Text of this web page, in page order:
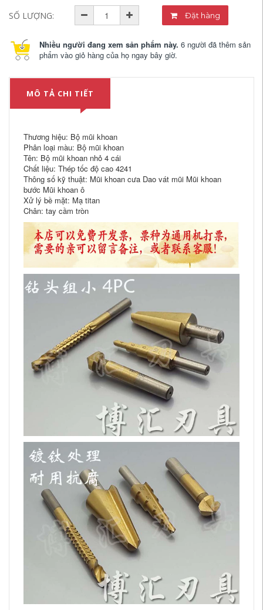
SỐ LƯỢNG: Đặt hàng
Nhiều người đang xem sản phẩm này. 6 người đã thêm sản
phẩm vào giỏ hàng của họ ngay bây giờ.
MÔ TẢ CHI TIẾT
Thương hiệu: Bộ mũi khoan
Phân loại màu: Bộ mũi khoan
Tên: Bộ mũi khoan nhỏ 4 cái
Chất liệu: Thép tốc độ cao 4241
Thông số kỹ thuật: Mũi khoan cưa Dao vát mũi Mũi khoan
bước Mũi khoan ô
Xử lý bề mặt: Mạ titan
Chân: tay cầm tròn